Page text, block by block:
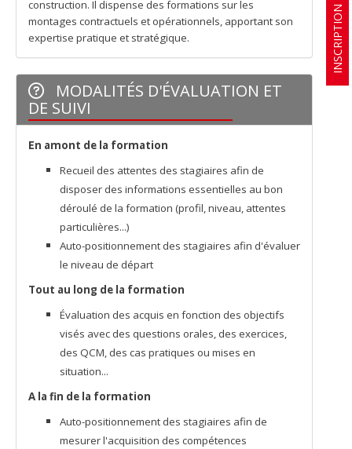
INSCRIPTION
construction. Il dispense des formations sur les
montages contractuels et opérationnels, apportant son
expertise pratique et stratégique.
MODALITÉS D'ÉVALUATION ET
DE SUIVI
En amont de la formation
Recueil des attentes des stagiaires afin de
disposer des informations essentielles au bon
déroulé de la formation (profil, niveau, attentes
particulières...)
Auto-positionnement des stagiaires afin d'évaluer
le niveau de départ
Tout au long de la formation
Évaluation des acquis en fonction des objectifs
visés avec des questions orales, des exercices,
des QCM, des cas pratiques ou mises en
situation...
A la fin de la formation
Auto-positionnement des stagiaires afin de
mesurer l'acquisition des compétences